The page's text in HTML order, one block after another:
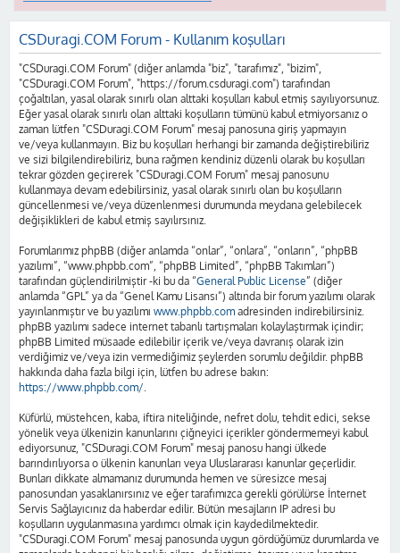
CSDuragi.COM Forum - Kullanım koşulları
"CSDuragi.COM Forum" (diğer anlamda "biz", "tarafımız", "bizim",
"CSDuragi.COM Forum", "https://forum.csduragi.com") tarafından
çoğaltılan, yasal olarak sınırlı olan alttaki koşulları kabul etmiş sayılıyorsunuz.
Eğer yasal olarak sınırlı olan alttaki koşulların tümünü kabul etmiyorsanız o
zaman lütfen "CSDuragi.COM Forum" mesaj panosuna giriş yapmayın
ve/veya kullanmayın. Biz bu koşulları herhangi bir zamanda değiştirebiliriz
ve sizi bilgilendirebiliriz, buna rağmen kendiniz düzenli olarak bu koşulları
tekrar gözden geçirerek "CSDuragi.COM Forum" mesaj panosunu
kullanmaya devam edebilirsiniz, yasal olarak sınırlı olan bu koşulların
güncellenmesi ve/veya düzenlenmesi durumunda meydana gelebilecek
değişiklikleri de kabul etmiş sayılırsınız.
Forumlarımız phpBB (diğer anlamda “onlar”, “onlara”, “onların”, “phpBB
yazılımı”, “www.phpbb.com”, “phpBB Limited”, “phpBB Takımları”)
tarafından güçlendirilmiştir -ki bu da “General Public License” (diğer
anlamda “GPL” ya da “Genel Kamu Lisansı”) altında bir forum yazılımı olarak
yayınlanmıştır ve bu yazılımı www.phpbb.com adresinden indirebilirsiniz.
phpBB yazılımı sadece internet tabanlı tartışmaları kolaylaştırmak içindir;
phpBB Limited müsaade edilebilir içerik ve/veya davranış olarak izin
verdiğimiz ve/veya izin vermediğimiz şeylerden sorumlu değildir. phpBB
hakkında daha fazla bilgi için, lütfen bu adrese bakın:
https://www.phpbb.com/.
Küfürlü, müstehcen, kaba, iftira niteliğinde, nefret dolu, tehdit edici, sekse
yönelik veya ülkenizin kanunlarını çiğneyici içerikler göndermemeyi kabul
ediyorsunuz, "CSDuragi.COM Forum" mesaj panosu hangi ülkede
barındırılıyorsa o ülkenin kanunları veya Uluslararası kanunlar geçerlidir.
Bunları dikkate almamanız durumunda hemen ve süresizce mesaj
panosundan yasaklanırsınız ve eğer tarafımızca gerekli görülürse İnternet
Servis Sağlayıcınız da haberdar edilir. Bütün mesajların IP adresi bu
koşulların uygulanmasına yardımcı olmak için kaydedilmektedir.
"CSDuragi.COM Forum" mesaj panosunda uygun gördüğümüz durumlarda ve